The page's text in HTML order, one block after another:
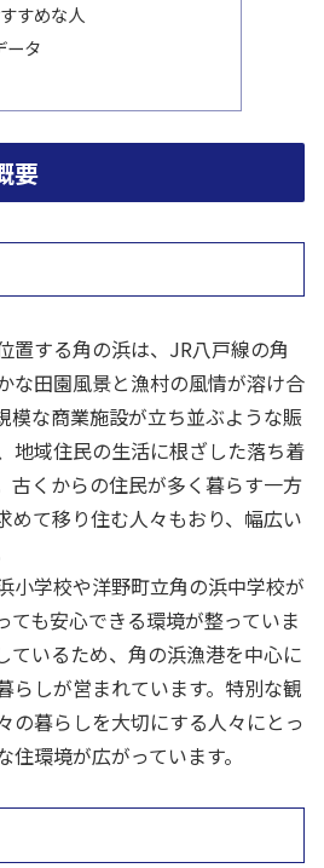
すめな人
ータ
要
置する角の浜は、JR八戸線の角
な田園風景と漁村の風情が溶け合
模な商業施設が立ち並ぶような賑
地域住民の生活に根ざした落ち着
古くからの住民が多く暮らす一方
めて移り住む人々もおり、幅広い
小学校や洋野町立角の浜中学校が
ても安心できる環境が整っていま
ているため、角の浜漁港を中心に
らしが営まれています。特別な観
の暮らしを大切にする人々にとっ
環境が広がっています。